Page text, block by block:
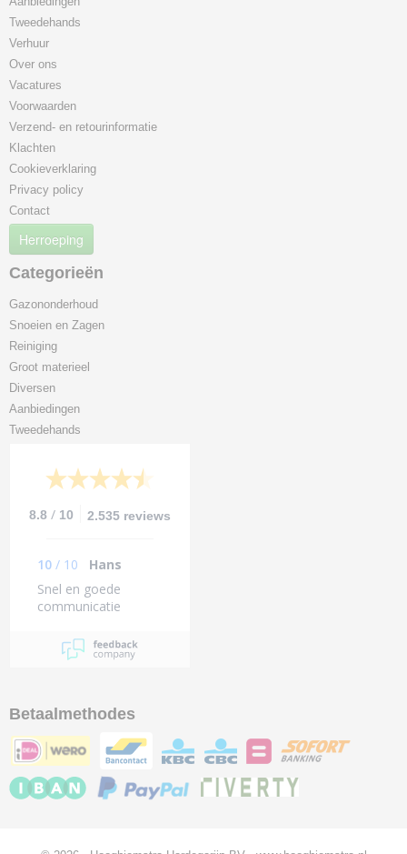
Tweedehands
Verhuur
Over ons
Vacatures
Voorwaarden
Verzend- en retourinformatie
Klachten
Cookieverklaring
Privacy policy
Contact
Herroeping
Categorieën
Gazononderhoud
Snoeien en Zagen
Reiniging
Groot materieel
Diversen
Aanbiedingen
Tweedehands
8.8 / 10 2.535 reviews
10 / 10
Hans
Snel en goede
communicatie
Betaalmethodes